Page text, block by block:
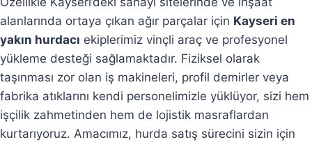
alanlarında ortaya çıkan ağır parçalar için Kayseri en
yakın hurdacı ekiplerimiz vinçli araç ve profesyonel
yükleme desteği sağlamaktadır. Fiziksel olarak
taşınması zor olan iş makineleri, profil demirler veya
fabrika atıklarını kendi personelimizle yüklüyor, sizi hem
işçilik zahmetinden hem de lojistik masraflardan
kurtarıyoruz. Amacımız, hurda satış sürecini sizin için